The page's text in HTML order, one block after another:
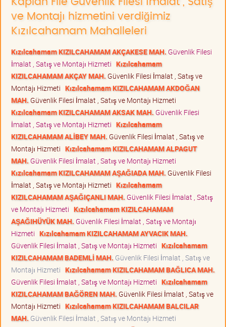
ve Montajı hizmetini verdiğimiz
Kızılcahamam Mahalleleri
Kızılcahamam KIZILCAHAMAM AKÇAKESE MAH. Güvenlik Filesi
İmalat , Satış ve Montajı Hizmeti Kızılcahamam
KIZILCAHAMAM AKÇAY MAH. Güvenlik Filesi İmalat , Satış ve
Montajı Hizmeti Kızılcahamam KIZILCAHAMAM AKDOĞAN
MAH. Güvenlik Filesi İmalat , Satış ve Montajı Hizmeti
Kızılcahamam KIZILCAHAMAM AKSAK MAH. Güvenlik Filesi
İmalat , Satış ve Montajı Hizmeti Kızılcahamam
KIZILCAHAMAM ALİBEY MAH. Güvenlik Filesi İmalat , Satış ve
Montajı Hizmeti Kızılcahamam KIZILCAHAMAM ALPAGUT
MAH. Güvenlik Filesi İmalat , Satış ve Montajı Hizmeti
Kızılcahamam KIZILCAHAMAM AŞAĞIADA MAH. Güvenlik Filesi
İmalat , Satış ve Montajı Hizmeti Kızılcahamam
KIZILCAHAMAM AŞAĞIÇANLI MAH. Güvenlik Filesi İmalat , Satış
ve Montajı Hizmeti Kızılcahamam KIZILCAHAMAM
AŞAĞIHÜYÜK MAH. Güvenlik Filesi İmalat , Satış ve Montajı
Hizmeti Kızılcahamam KIZILCAHAMAM AYVACIK MAH.
Güvenlik Filesi İmalat , Satış ve Montajı Hizmeti Kızılcahamam
KIZILCAHAMAM BADEMLİ MAH. Güvenlik Filesi İmalat , Satış ve
Montajı Hizmeti Kızılcahamam KIZILCAHAMAM BAĞLICA MAH.
Güvenlik Filesi İmalat , Satış ve Montajı Hizmeti Kızılcahamam
KIZILCAHAMAM BAĞÖREN MAH. Güvenlik Filesi İmalat , Satış ve
Montajı Hizmeti Kızılcahamam KIZILCAHAMAM BALCILAR
MAH. Güvenlik Filesi İmalat , Satış ve Montajı Hizmeti